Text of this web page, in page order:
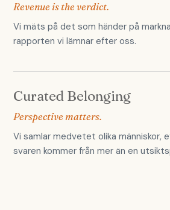
Revenue is the verdict.
Vi mäts på det som händer på
rapporten vi lämnar efter oss.
Curated Belonging
Perspective matters.
Vi samlar medvetet olika människor,
svaren kommer från mer än en